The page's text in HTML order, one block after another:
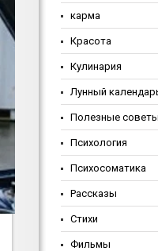
карма
Красота
Кулинария
Лунный
Полезные советы
Психология
Психосоматика
Рассказы
Стихи
Фильмы